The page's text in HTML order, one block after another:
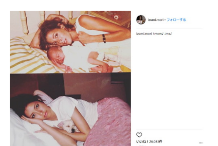
好きが集まる 比べて選べる
ビジネスと働き方のヒント
AI活用のいまが分かる
企業ITのトレンドを詳説
経営リーダーのコミュニティ
マーケ×ITの今がよく分かる